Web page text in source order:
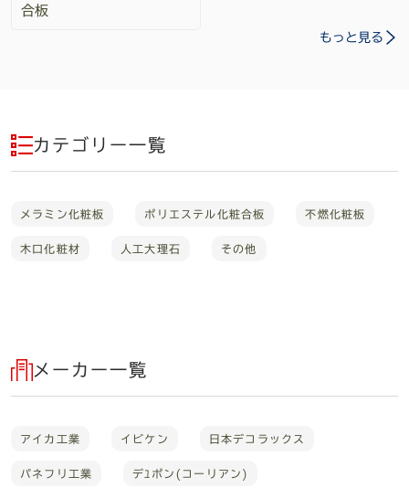
合板
もっと見る
カテゴリー一覧
メラミン化粧板 ポリエステル化粧合板 不燃化粧板
木口化粧材 人工大理石 その他
メーカー一覧
アイカ工業 イビケン 日本デコラックス
パネフリ工業 デﾕポン(コーリアン)